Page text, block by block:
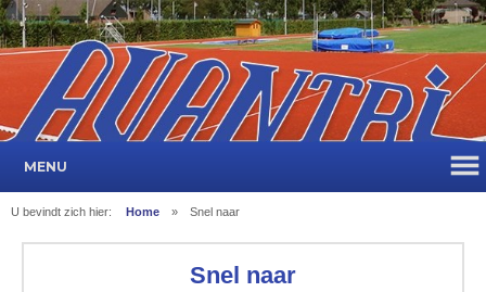
MENU
U bevindt zich hier: Home » Snel naar
Snel naar